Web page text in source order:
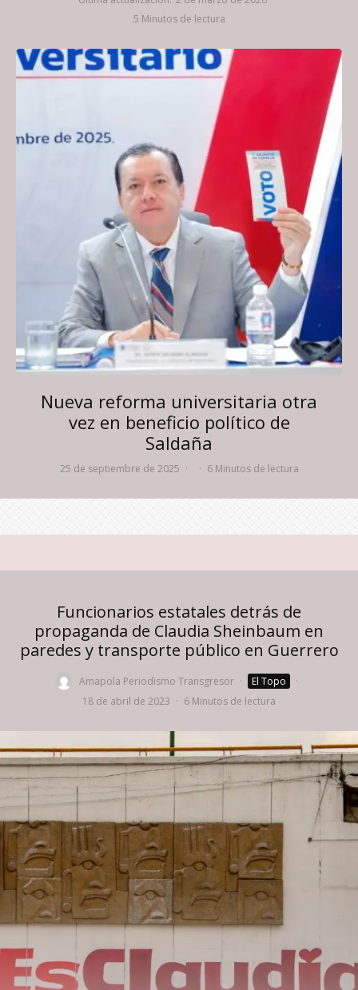
5 Minutos de lectura
Nueva reforma universitaria otra
vez en beneficio político de
Saldaña
25 de septiembre de 2025 · · 6 Minutos de lectura
Funcionarios estatales detrás de
propaganda de Claudia Sheinbaum en
paredes y transporte público en Guerrero
Amapola Periodismo Transgresor · El Topo
·
18 de abril de 2023 · 6 Minutos de lectura